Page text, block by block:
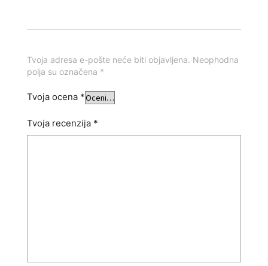
Tvoja adresa e-pošte neće biti objavljena. Neophodna
polja su označena *
Tvoja ocena *
Tvoja recenzija *